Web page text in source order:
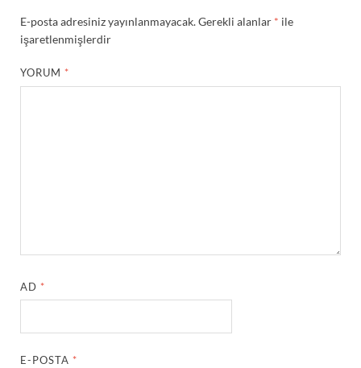
E-posta adresiniz yayınlanmayacak.Gerekli alanlar * ile
işaretlenmişlerdir
YORUM *
AD *
E-POSTA *